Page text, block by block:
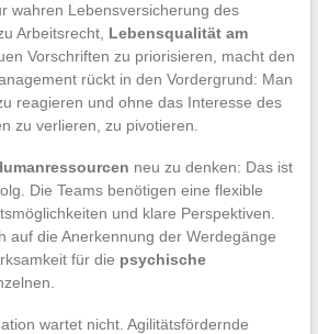
wahren Lebensversicherung des
Arbeitsrecht, Lebensqualität am
Vorschriften zu priorisieren, macht den
rückt in den Vordergrund: Man
reagieren und ohne das Interesse des
zu verlieren, zu pivotieren.
neu zu denken: Das ist
Die Teams benötigen eine flexible
und klare Perspektiven.
auf die Anerkennung der Werdegänge
für die psychische
wartet nicht. Agilitätsfördernde